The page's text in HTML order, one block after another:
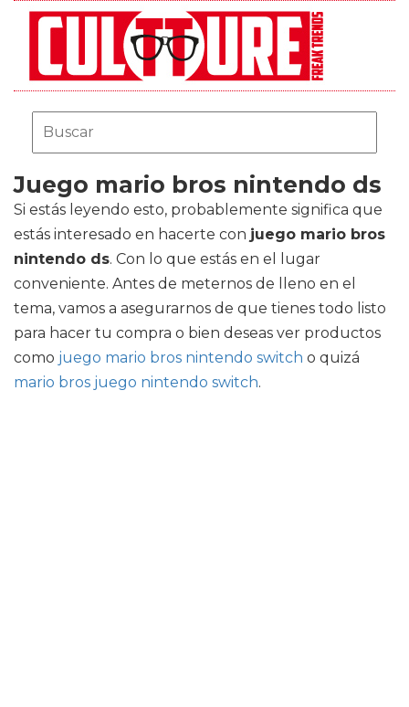
Juego mario bros nintendo ds
Si estás leyendo esto, probablemente significa que
estás interesado en hacerte con juego mario bros
nintendo ds. Con lo que estás en el lugar
conveniente. Antes de meternos de lleno en el
tema, vamos a asegurarnos de que tienes todo listo
para hacer tu compra o bien deseas ver productos
como juego mario bros nintendo switch o quizá
mario bros juego nintendo switch.